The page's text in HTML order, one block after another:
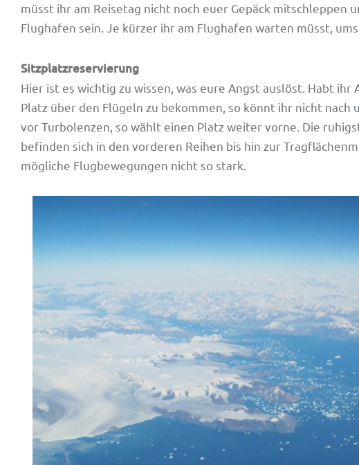
müsst ihr am Reisetag nicht noch euer Gepäck mitschleppen
Flughafen sein. Je kürzer ihr am Flughafen warten müsst,
Sitzplatzreservierung
Hier ist es wichtig zu wissen, was eure Angst auslöst. Habt
Platz über den Flügeln zu bekommen, so könnt ihr nicht nach
vor Turbolenzen, so wählt einen Platz weiter vorne. Die
befinden sich in den vorderen Reihen bis hin zur
mögliche Flugbewegungen nicht so stark.